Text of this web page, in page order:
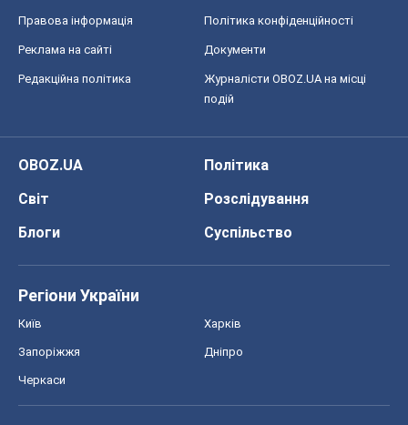
Правова інформація Політика конфіденційності
Реклама на сайті Документи
Редакційна політика
Журналісти OBOZ.UA на місці
подій
OBOZ.UA
Політика
Світ
Розслідування
Блоги
Суспільство
Регіони України
Київ Харків
Запоріжжя Дніпро
Черкаси